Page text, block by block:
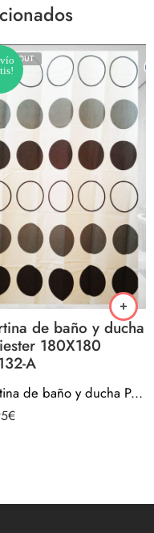
OUT
de baño y ducha
180X180
A
Cortina de baño y ducha Poliester 180X180 04132-A
€